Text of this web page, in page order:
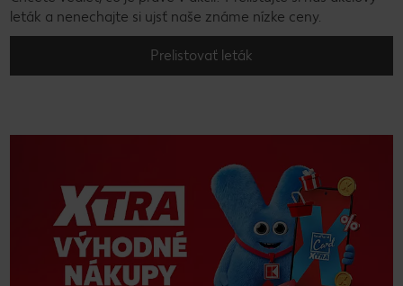
leták a nenechajte si ujsť naše známe nízke ceny.
Prelistovať leták